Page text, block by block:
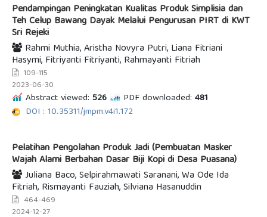
Pendampingan Peningkatan Kualitas Produk Simplisia dan
Teh Celup Bawang Dayak Melalui Pengurusan PIRT di KWT
Sri Rejeki
Rahmi Muthia, Aristha Novyra Putri, Liana Fitriani
Hasymi, Fitriyanti Fitriyanti, Rahmayanti Fitriah
109-115
2023-06-30
Abstract viewed: 526 PDF downloaded: 481
DOI : 10.35311/jmpm.v4i1.172
Pelatihan Pengolahan Produk Jadi (Pembuatan Masker
Wajah Alami Berbahan Dasar Biji Kopi di Desa Puasana)
Juliana Baco, Selpirahmawati Saranani, Wa Ode Ida
Fitriah, Rismayanti Fauziah, Silviana Hasanuddin
464-469
2024-12-27